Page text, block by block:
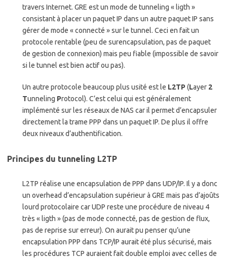
travers Internet. GRE est un mode de tunneling « ligth »
consistant à placer un paquet IP dans un autre paquet IP sans
gérer de mode « connecté » sur le tunnel. Ceci en fait un
protocole rentable (peu de surencapsulation, pas de paquet
de gestion de connexion) mais peu fiable (impossible de savoir
si le tunnel est bien actif ou pas).
Un autre protocole beaucoup plus usité est le L2TP (Layer 2
Tunneling Protocol). C’est celui qui est généralement
implémenté sur les réseaux de NAS car il permet d’encapsuler
directement la trame PPP dans un paquet IP. De plus il offre
deux niveaux d’authentification.
Principes du tunneling L2TP
L2TP réalise une encapsulation de PPP dans UDP/IP. Il y a donc
un overhead d’encapsulation supérieur à GRE mais pas d’ajoûts
lourd protocolaire car UDP reste une procédure de niveau 4
très « ligth » (pas de mode connecté, pas de gestion de flux,
pas de reprise sur erreur). On aurait pu penser qu’une
encapsulation PPP dans TCP/IP aurait été plus sécurisé, mais
les procédures TCP auraient fait double emploi avec celles de